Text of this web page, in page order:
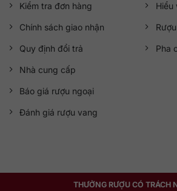
Kiểm tra đơn hàng
Chính sách giao nhận
Quy định đổi trả
Nhà cung cấp
Báo giá rượu ngoại
Đánh giá rượu vang
Hiểu
Pha
THƯỞNG RƯỢU CÓ TRÁCH